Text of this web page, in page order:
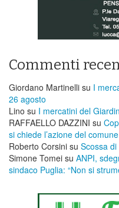
Commenti
Giordano Martinelli su I
26 agosto
Lino su I mercatini del
RAFFAELLO DAZZINI su
si chiede l’azione del comune
Roberto Corsini su Scossa
Simone Tomei su ANPI,
sindaco Puglia: “Non si